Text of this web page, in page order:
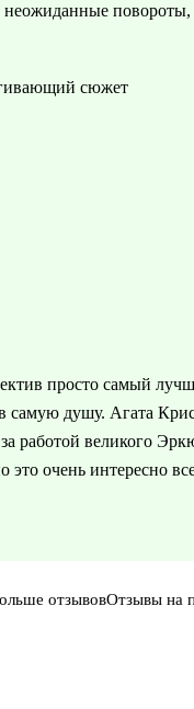
повороты,
сюжет
просто самый
самую душу. Агата
работой великого
это очень интересно
отзывовОтзывы на